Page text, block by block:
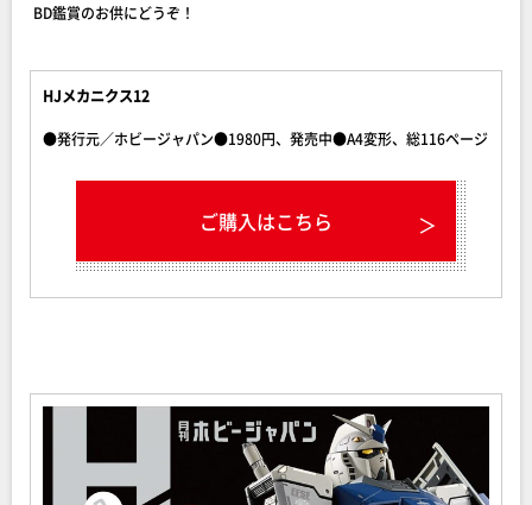
BD鑑賞のお供にどうぞ！
HJメカニクス12
●発行元／ホビージャパン●1980円、発売中●A4変形、総116ページ
ご購入はこちら